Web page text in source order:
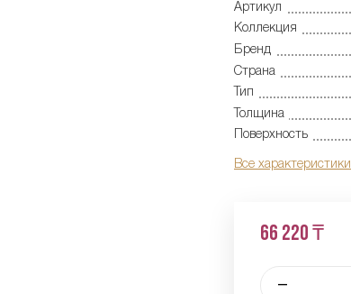
Артикул
Коллекция
Бренд
Страна
Тип
Толщина
Поверхность
Все характеристики
66 220 ₸
–